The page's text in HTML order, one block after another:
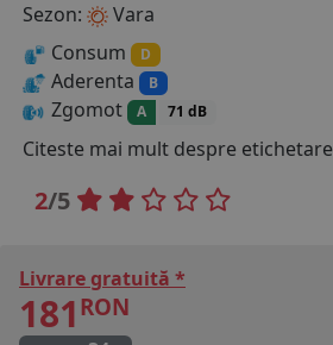
Sezon:
Vara
Consum
D
Aderenta B
Zgomot A 71 dB
Citeste mai mult despre etichetare
2/5
Livrare gratuită *
181 RON